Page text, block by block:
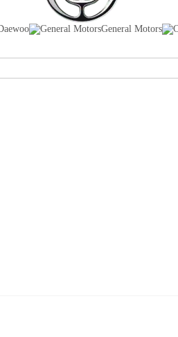
General Motors